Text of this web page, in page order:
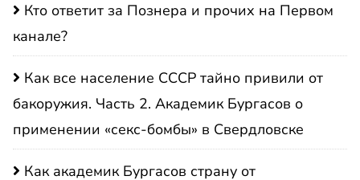
Кто ответит за Познера и прочих на Первом
канале?
Как все население СССР тайно привили от
бакоружия. Часть 2. Академик Бургасов о
применении «секс-бомбы» в Свердловске
Как академик Бургасов страну от